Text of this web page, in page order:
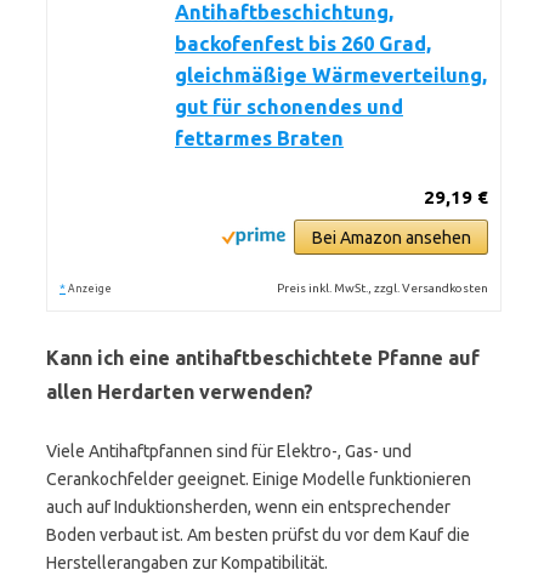
Antihaftbeschichtung,
backofenfest bis 260 Grad,
gleichmäßige Wärmeverteilung,
gut für schonendes und
fettarmes Braten
29,19 €
Bei Amazon ansehen
* Anzeige Preis inkl. MwSt., zzgl. Versandkosten
Kann ich eine antihaftbeschichtete Pfanne auf
allen Herdarten verwenden?
Viele Antihaftpfannen sind für Elektro-, Gas- und
Cerankochfelder geeignet. Einige Modelle funktionieren
auch auf Induktionsherden, wenn ein entsprechender
Boden verbaut ist. Am besten prüfst du vor dem Kauf die
Herstellerangaben zur Kompatibilität.